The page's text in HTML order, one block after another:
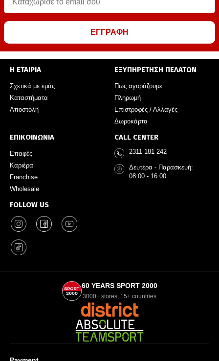
ΕΓΓΡΑΦΗ
Η ΕΤΑΙΡΙΑ
Σχετικά με εμάς
Καταστήματα
Αποστολή
ΕΞΥΠΗΡΕΤΗΣΗ ΠΕΛΑΤΩΝ
Πως αγοράζουμε
Πληρωμή
Επιστροφές / Αλλαγές
Δωροκάρτα
ΕΠΙΚΟΙΝΩΝΙΑ
Επαφές
Καριέρα
Franchise
Wholesale
FOLLOW US
CALL CENTER
2311 181 242
Δευτέρα - Παρασκευή:
08:00 - 16:00
60 YEARS SPORT 2000
3000+ stores, 15+ countries